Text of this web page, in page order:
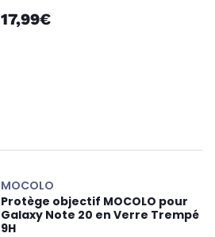
17,99€
MOCOLO
Protège objectif MOCOLO pour
Galaxy Note 20 en Verre Trempé
9H